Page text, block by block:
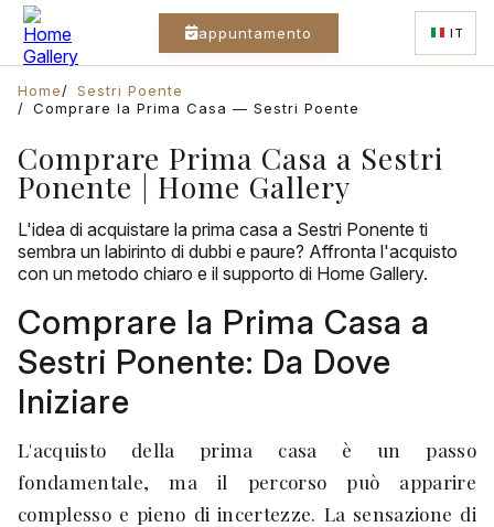
appuntamento IT
Home
Sestri Poente
Comprare la Prima Casa — Sestri Poente
Comprare Prima Casa a Sestri
Ponente | Home Gallery
L'idea di acquistare la prima casa a Sestri Ponente ti
sembra un labirinto di dubbi e paure? Affronta l'acquisto
con un metodo chiaro e il supporto di Home Gallery.
Comprare la Prima Casa a
Sestri Ponente: Da Dove
Iniziare
L'acquisto della prima casa è un passo
fondamentale, ma il percorso può apparire
complesso e pieno di incertezze. La sensazione di